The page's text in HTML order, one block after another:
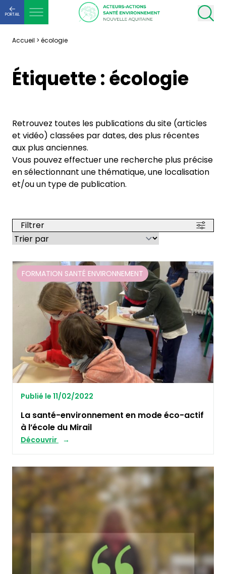
PORTAIL
Accueil > écologie
Étiquette :écologie
Retrouvez toutes les publications du site (articles
et vidéo) classées par dates, des plus récentes
aux plus anciennes.
Vous pouvez effectuer une recherche plus précise
en sélectionnant une thématique, une localisation
et/ou un type de publication.
Filtrer
FORMATION SANTÉ ENVIRONNEMENT
Publié le 11/02/2022
La santé-environnement en mode éco-actif
à l’école du Mirail
Découvrir